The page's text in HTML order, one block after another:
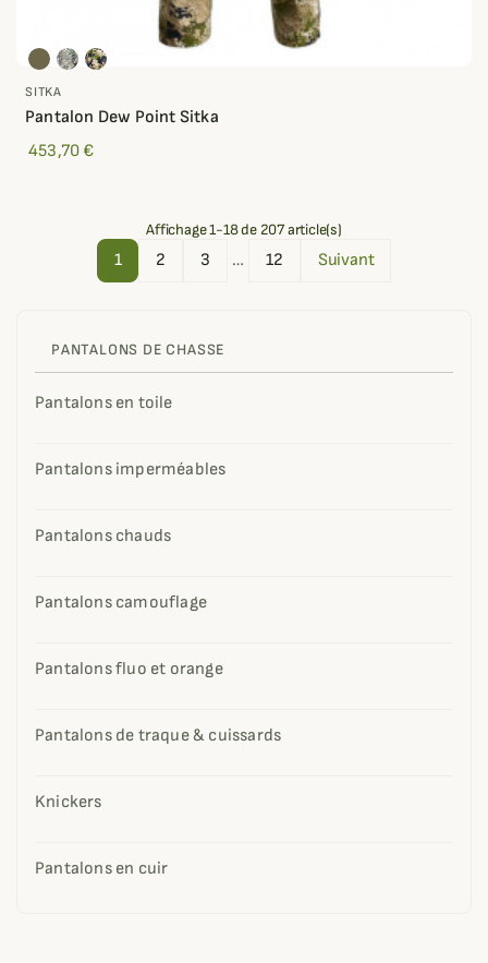
PANTALONS DE CHASSE
Pantalons en toile
Pantalons imperméables
Pantalons chauds
Pantalons camouflage
Pantalons fluo et orange
Pantalons de traque & cuissards
Knickers
Pantalons en cuir
SITKA
Pantalon Dew Point Sitka
453,70 €
Affichage 1-18 de 207 article(s)
1 2 3 … 12 Suivant